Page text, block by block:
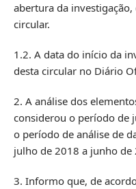
abertura da
circular.
1.2. A data do início da
desta circular no Diário
2. A análise dos
considerou o período de
o período de análise de
julho de 2018 a junho de
3. Informo que, de